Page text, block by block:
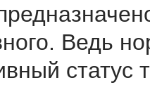
Ведь
статус